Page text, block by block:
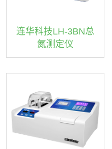
连华科技LH-3BN总
氮测定仪